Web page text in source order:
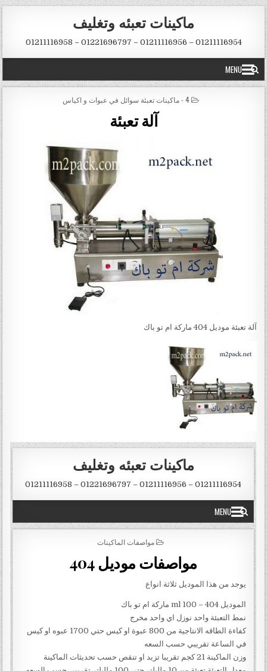
Skip to content
ماكينات تعبئه وتغليف
01211116954 – 01211116956 – 01221696797 – 01211116958
MENU
POSTED IN
4 - ماكينات تعبئة سوائل في عبوات و اكياس
آلة تعبئة
آلة تعبئة موديل 404 ماركة ام تو باك